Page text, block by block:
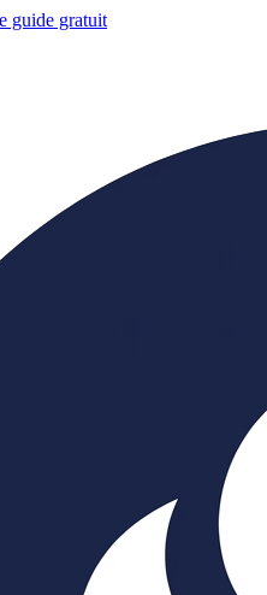
guide gratuit